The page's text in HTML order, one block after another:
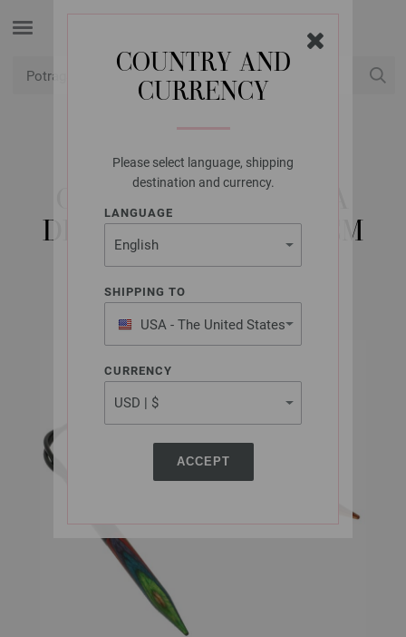
COUNTRY AND
CURRENCY
Please select language, shipping
destination and currency.
LANGUAGE
SHIPPING TO
USA - The United States
of America
CURRENCY
ACCEPT
LANA GROSSA
OKRUGLA IGLA BOJA
DRVO-DIZAJN 6,5/40CM